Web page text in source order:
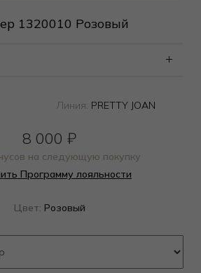
1320010 Розовый
Линия: PRETTY JOAN
8 000 ₽
на следующую покупку
Программу лояльности
Цвет: Розовый